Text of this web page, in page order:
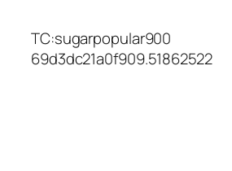
TC:sugarpopular900
69d3dc21a0f909.51862522